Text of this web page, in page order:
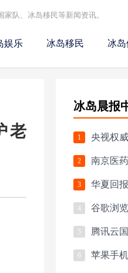
队、冰岛移民等新闻资讯。
娱乐 冰岛移民 冰
老
冰岛晨报
1
2
3
4 谷歌浏
5
6